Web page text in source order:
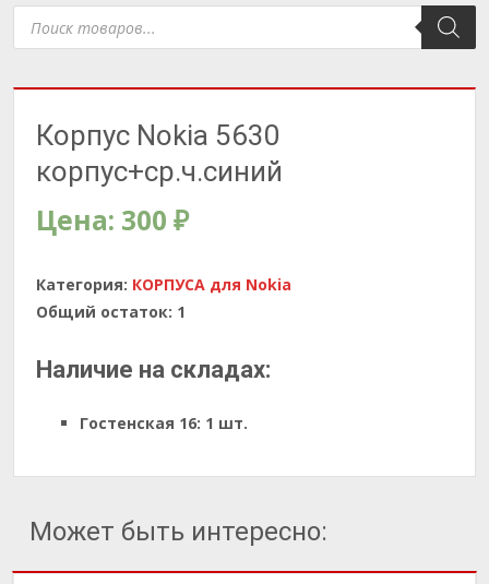
Поиск
товаров
Корпус Nokia 5630
корпус+ср.ч.синий
Цена: 300 ₽
Категория: КОРПУСА для Nokia
Общий остаток: 1
Наличие на складах:
Гостенская 16: 1 шт.
Может быть интересно: